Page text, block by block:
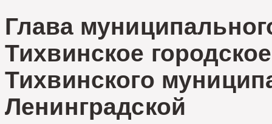
Глава
Тихвинское
Тихвинского